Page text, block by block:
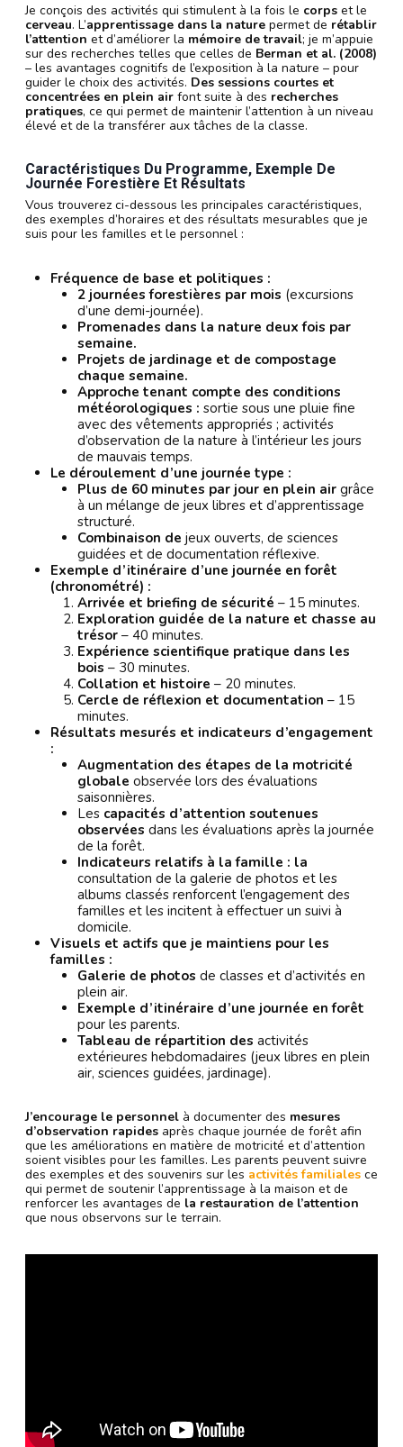
Je conçois des activités qui stimulent à la fois le corps et le
cerveau. L’apprentissage dans la nature permet de rétablir
l’attention et d’améliorer la mémoire de travail; je m’appuie
sur des recherches telles que celles de Berman et al. (2008)
– les avantages cognitifs de l’exposition à la nature – pour
guider le choix des activités. Des sessions courtes et
concentrées en plein air font suite à des recherches
pratiques, ce qui permet de maintenir l’attention à un niveau
élevé et de la transférer aux tâches de la classe.
Caractéristiques Du Programme, Exemple De
Journée Forestière Et Résultats
Vous trouverez ci-dessous les principales caractéristiques,
des exemples d’horaires et des résultats mesurables que je
suis pour les familles et le personnel :
Fréquence de base et politiques :
2 journées forestières par mois (excursions
d’une demi-journée).
Promenades dans la nature deux fois par
semaine.
Projets de jardinage et de compostage
chaque semaine.
Approche tenant compte des conditions
météorologiques : sortie sous une pluie fine
avec des vêtements appropriés ; activités
d’observation de la nature à l’intérieur les jours
de mauvais temps.
Le déroulement d’une journée type :
Plus de 60 minutes par jour en plein air grâce
à un mélange de jeux libres et d’apprentissage
structuré.
Combinaison de jeux ouverts, de sciences
guidées et de documentation réflexive.
Exemple d’itinéraire d’une journée en forêt
(chronométré) :
Arrivée et briefing de sécurité – 15 minutes.
Exploration guidée de la nature et chasse au
trésor – 40 minutes.
Expérience scientifique pratique dans les
bois – 30 minutes.
Collation et histoire – 20 minutes.
Cercle de réflexion et documentation – 15
minutes.
Résultats mesurés et indicateurs d’engagement
:
Augmentation des étapes de la motricité
globale observée lors des évaluations
saisonnières.
Les capacités d’attention soutenues
observées dans les évaluations après la journée
de la forêt.
Indicateurs relatifs à la famille : la
consultation de la galerie de photos et les
albums classés renforcent l’engagement des
familles et les incitent à effectuer un suivi à
domicile.
Visuels et actifs que je maintiens pour les
familles :
Galerie de photos de classes et d’activités en
plein air.
Exemple d’itinéraire d’une journée en forêt
pour les parents.
Tableau de répartition des activités
extérieures hebdomadaires (jeux libres en plein
air, sciences guidées, jardinage).
J’encourage le personnel à documenter des mesures
d’observation rapides après chaque journée de forêt afin
que les améliorations en matière de motricité et d’attention
soient visibles pour les familles. Les parents peuvent suivre
des exemples et des souvenirs sur les activités familiales ce
qui permet de soutenir l’apprentissage à la maison et de
renforcer les avantages de la restauration de l’attention
que nous observons sur le terrain.